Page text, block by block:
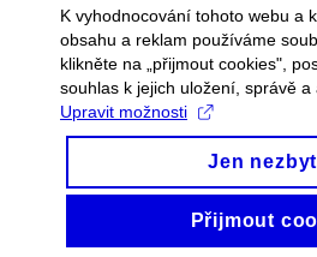
K vyhodnocování tohoto webu a
obsahu a reklam používáme
klikněte na „přijmout cookies",
souhlas k jejich uložení, správě a
Upravit možnosti
Jen
Přijmout